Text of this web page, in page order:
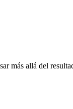
más allá del